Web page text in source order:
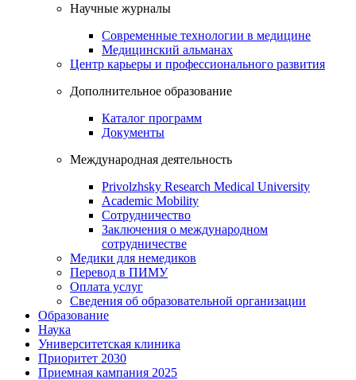
Научные журналы
Современные технологии в медицине
Медицинский альманах
Центр карьеры и профессионального развития
Дополнительное образование
Каталог программ
Документы
Международная деятельность
Privolzhsky Research Medical University
Academic Mobility
Сотрудничество
Заключения о международном
сотрудничестве
Медики для немедиков
Перевод в ПИМУ
Оплата услуг
Сведения об образовательной организации
Образование
Наука
Университетская клиника
Приоритет 2030
Приемная кампания 2025